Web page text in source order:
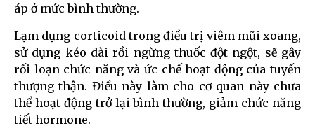
áp ở mức bình thường.
Lạm dụng corticoid trong điều trị viêm mũi xoang,
sử dụng kéo dài rồi ngừng thuốc đột ngột, sẽ gây
rối loạn chức năng và ức chế hoạt động của tuyến
thượng thận. Điều này làm cho cơ quan này chưa
thể hoạt động trở lại bình thường, giảm chức năng
tiết hormone.